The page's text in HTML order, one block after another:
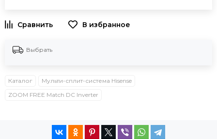
В избранное
Выбрать
Каталог
Мульти-сплит-система Hisense
ZOOM FREE Match DC Inverter